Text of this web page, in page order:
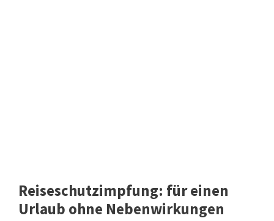
Reiseschutzimpfung: für einen
Urlaub ohne Nebenwirkungen